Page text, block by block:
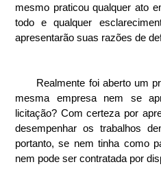
mesmo praticou qualquer ato
todo e qualquer
apresentarão suas razões de
mesma empresa nem se
licitação? Com certeza por
desempenhar os trabalhos
portanto, se nem tinha como
nem pode ser contratada por